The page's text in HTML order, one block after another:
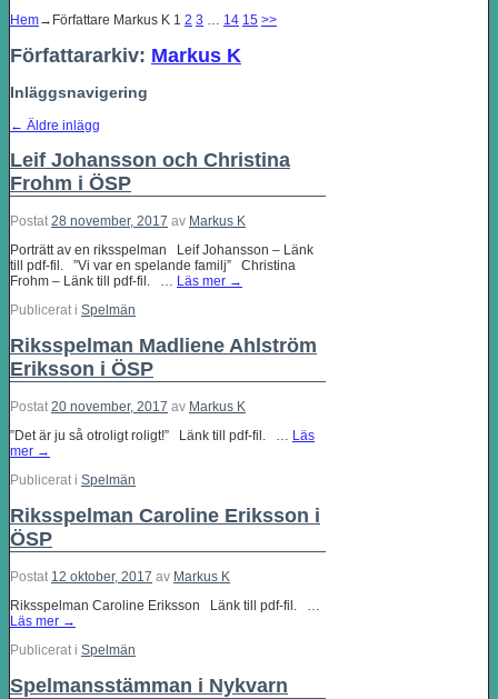
Hem→Författare Markus K 1 2 3 14 15 >>
Författararkiv: Markus K
Inläggsnavigering
← Äldre inlägg
Leif Johansson och Christina
Frohm i ÖSP
Postat 28 november, 2017 av Markus K
Porträtt av en riksspelman Leif Johansson – Länk
till pdf-fil. ”Vi var en spelande familj” Christina
Frohm – Länk till pdf-fil. … Läs mer →
Publicerat i Spelmän
Riksspelman Madliene Ahlström
Eriksson i ÖSP
Postat 20 november, 2017 av Markus K
”Det är ju så otroligt roligt!” Länk till pdf-fil. … Läs
mer →
Publicerat i Spelmän
Riksspelman Caroline Eriksson i
ÖSP
Postat 12 oktober, 2017 av Markus K
Riksspelman Caroline Eriksson Länk till pdf-fil. …
Läs mer →
Publicerat i Spelmän
Spelmansstämman i Nykvarn